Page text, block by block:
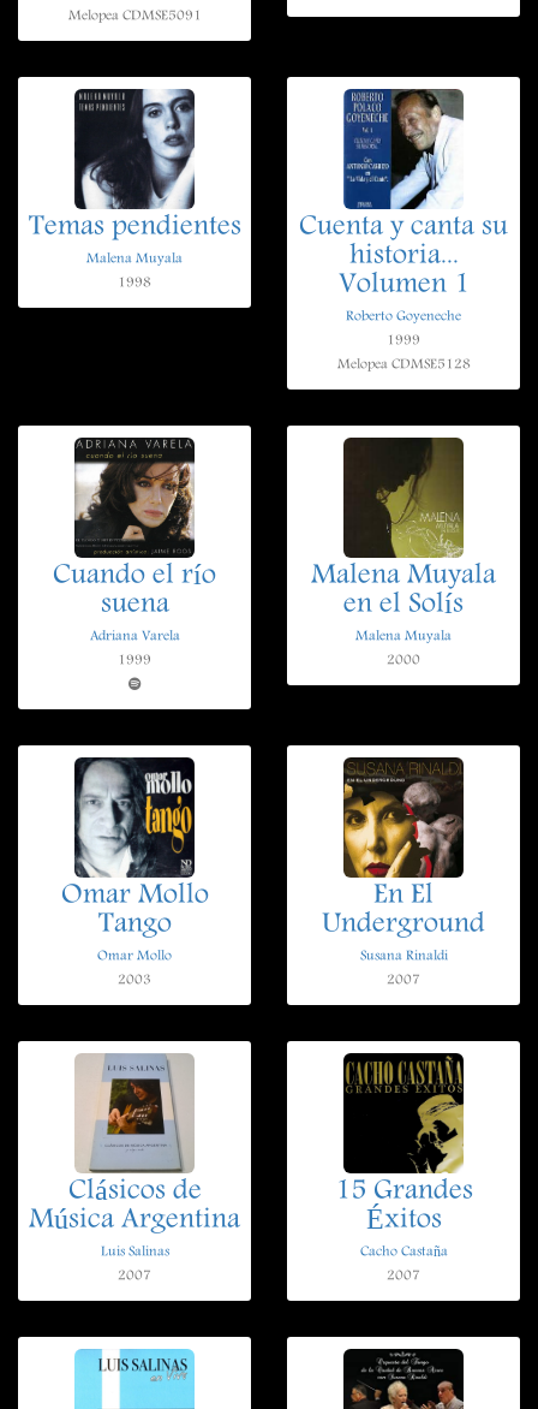
Melopea CDMSE5091
Temas pendientes
Malena Muyala
1998
Cuenta y canta su
historia...
Volumen 1
Roberto Goyeneche
1999
Melopea CDMSE5128
Cuando el río
suena
Adriana Varela
1999
Malena Muyala
en el Solís
Malena Muyala
2000
Omar Mollo
Tango
Omar Mollo
2003
En El
Underground
Susana Rinaldi
2007
Clásicos de
Música Argentina
Luis Salinas
2007
15 Grandes
Éxitos
Cacho Castaña
2007